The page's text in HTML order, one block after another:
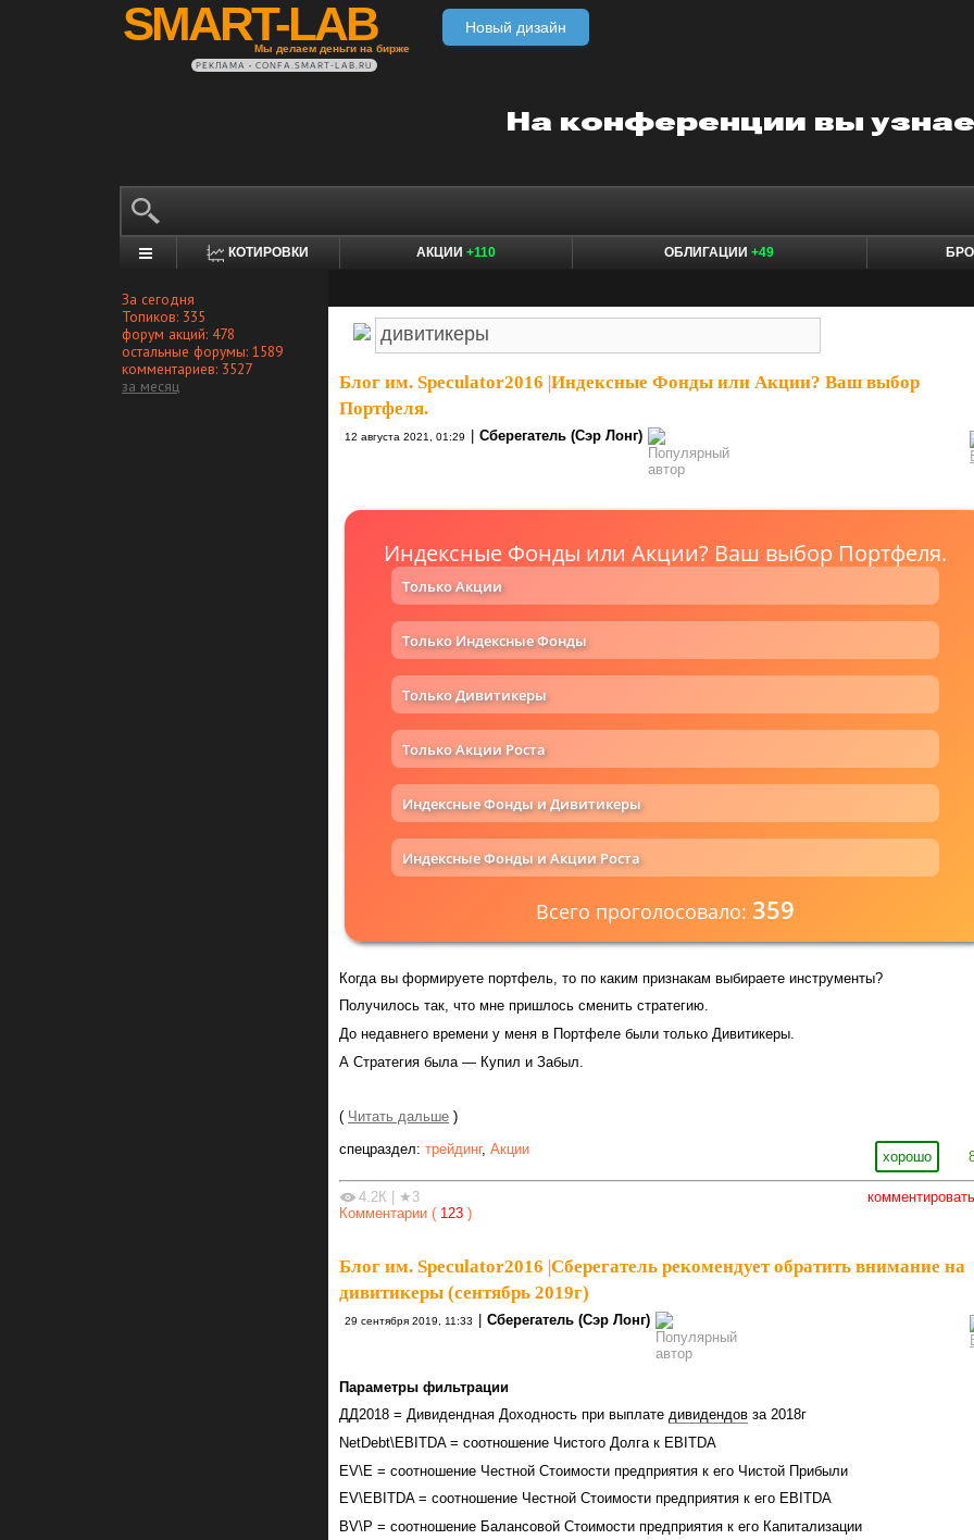
SMART-LAB
Мы делаем деньги на бирже
Новый дизайн
РЕКЛАМА • CONFA.SMART-LAB.RU
КОТИРОВКИ АКЦИИ +110 ОБЛИГАЦИИ +49
За сегодня
Топиков: 335
форум акций: 478
остальные форумы: 1589
комментариев: 3527
за месяц
Блог им. Speculator2016 Индексные Фонды или Акции? Ваш выбор
Портфеля.
12 августа 2021, 01:29 Сберегатель (Сэр Лонг)
Индексные Фонды или Акции? Ваш выбор Портфеля.
Только Акции
Только Индексные Фонды
Только Дивитикеры
Только Акции Роста
Индексные Фонды и Дивитикеры
Индексные Фонды и Акции Роста
Всего проголосовало: 359
Когда вы формируете портфель, то по каким признакам выбираете инструменты?
Получилось так, что мне пришлось сменить стратегию.
До недавнего времени у меня в Портфеле были только Дивитикеры.
А Стратегия была — Купил и Забыл.
( Читать дальше )
хорошо
спецраздел: трейдинг, Акции
комментировать
4.2К
★3
Комментарии ( 123 )
Блог им. Speculator2016 Сберегатель рекомендует обратить внимание на
дивитикеры (сентябрь 2019г)
29 сентября 2019, 11:33 Сберегатель (Сэр Лонг)
Параметры фильтрации
ДД2018 = Дивидендная Доходность при выплате дивидендов за 2018г
NetDebt\EBITDA = соотношение Чистого Долга к EBITDA
EV\E = соотношение Честной Стоимости предприятия к его Чистой Прибыли
EV\EBITDA = соотношение Честной Стоимости предприятия к его EBITDA
BV\P = соотношение Балансовой Стоимости предприятия к его Капитализации